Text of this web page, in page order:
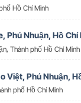
Hồ Chí Minh
Phú Nhuận, Hồ Chí
Thành phố Hồ Chí Minh
Việt, Phú Nhuận,
phố Hồ Chí Minh